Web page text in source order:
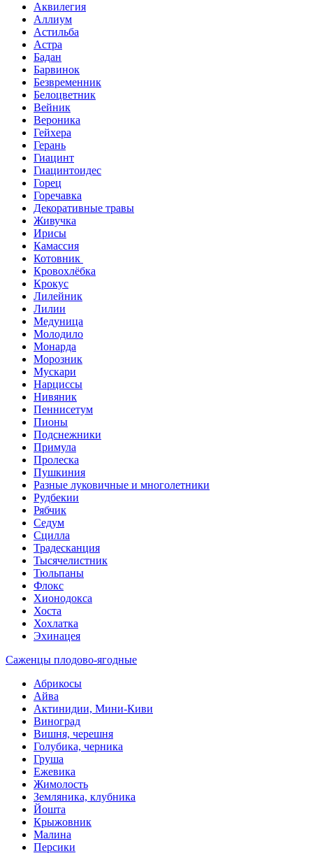
Аквилегия
Аллиум
Астильба
Астра
Бадан
Барвинок
Безвременник
Белоцветник
Вейник
Вероника
Гейхера
Герань
Гиацинт
Гиацинтоидес
Горец
Горечавка
Декоративные травы
Живучка
Ирисы
Камассия
Котовник
Кровохлёбка
Крокус
Лилейник
Лилии
Медуница
Молодило
Монарда
Морозник
Мускари
Нарциссы
Нивяник
Пеннисетум
Пионы
Подснежники
Примула
Пролеска
Пушкиния
Разные луковичные и многолетники
Рудбекии
Рябчик
Седум
Сцилла
Традесканция
Тысячелистник
Тюльпаны
Флокс
Хионодокса
Хоста
Хохлатка
Эхинацея
Саженцы плодово-ягодные
Абрикосы
Айва
Актинидии, Мини-Киви
Виноград
Вишня, черешня
Голубика, черника
Груша
Ежевика
Жимолость
Земляника, клубника
Йошта
Крыжовник
Малина
Персики